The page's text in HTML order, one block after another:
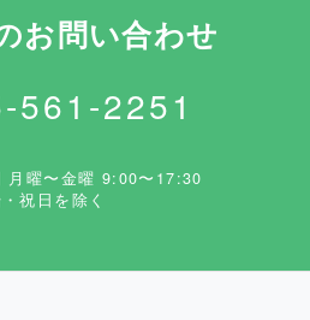
お問い合わせ
561-2251
月曜〜金曜 9:00〜17:30
祝日を除く